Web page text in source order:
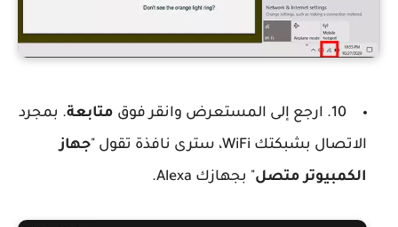
10. ارجع إلى المستعرض وانقر فوق متابعة. بمجرد
الاتصال بشبكتك WiFi، سترى نافذة تقول "
جهاز
الكمبيوتر متصل" بجهازك Alexa.